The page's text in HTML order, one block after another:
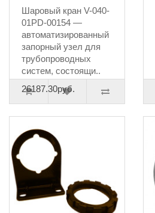
Шаровый кран V-040-
01PD-00154 —
автоматизированный
запорный узел для
трубопроводных
систем, состоящи..
26187.30руб.